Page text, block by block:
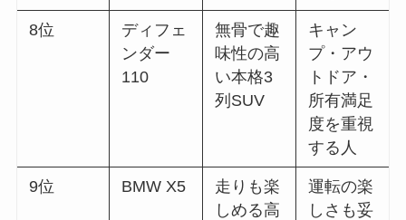
8位
ディフェ
ンダー
110
無骨で趣
味性の高
い本格3
列SUV
キャン
プ・アウ
トドア・
所有満足
度を重視
する人
9位 BMW X5
走りも楽
しめる高
運転の楽
しさも妥